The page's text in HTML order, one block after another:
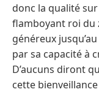
donc la qualité
flamboyant roi du
généreux
par sa capacité à
D’aucuns diront
cette